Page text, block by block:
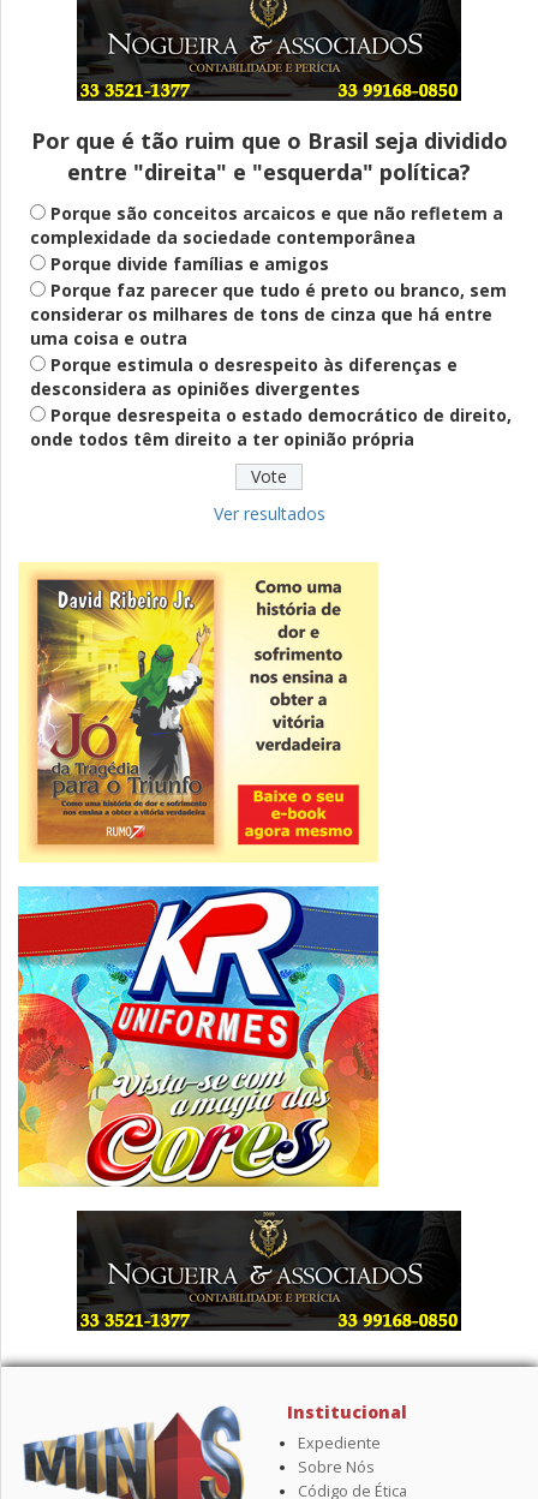
Entenda
Pix Pensão Alimentícia: entenda o que é
e como solicitar
Saúde Mental
Plataforma oferece escuta em saúde
mental para jovens no SUS Digital
Definido
PT lança Patrus Ananias como candidato
ao governo de Minas Gerais
Fies: pré-selecionados têm até terça
para complementar informações
Novidade
CNPJ alfanumérico começa a ser emitido
nesta sexta
ver todas »
Por que é tão ruim que o Brasil seja dividido
entre "direita" e "esquerda" política?
Porque são conceitos arcaicos e que não refletem a
complexidade da sociedade contemporânea
Porque divide famílias e amigos
Porque faz parecer que tudo é preto ou branco, sem
considerar os milhares de tons de cinza que há entre
uma coisa e outra
Porque estimula o desrespeito às diferenças e
desconsidera as opiniões divergentes
Porque desrespeita o estado democrático de direito,
onde todos têm direito a ter opinião própria
Ver resultados
Institucional
Expediente
Sobre Nós
Código de Ética